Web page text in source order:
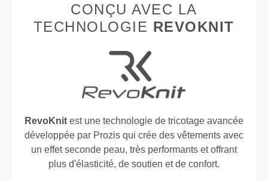
CONÇU AVEC LA
TECHNOLOGIE REVOKNIT
RevoKnitest une technologie de tricotage avancée
développée par Prozis qui crée des vêtements avec
un effet seconde peau, très performants et offrant
plus d'élasticité, de soutien et de confort.